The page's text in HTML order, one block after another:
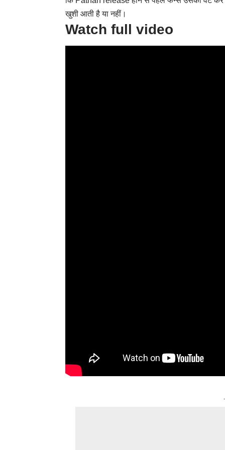
खुशी आती है या नहीं।
Watch full video